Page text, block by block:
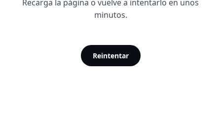
Recarga la página o vuelve a intentarlo en unos
minutos.
Reintentar